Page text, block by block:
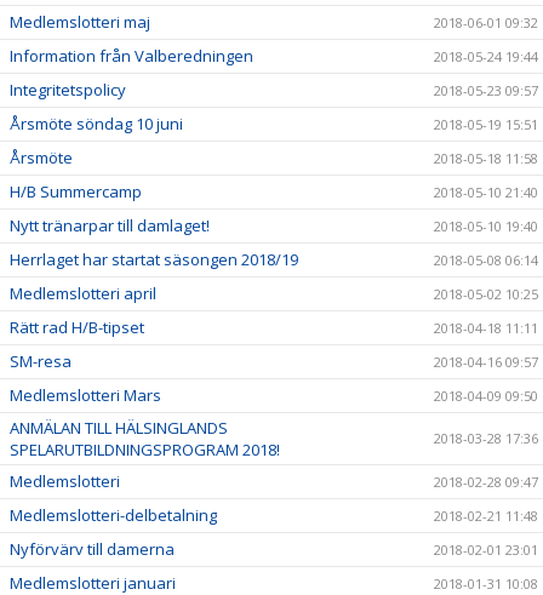
Medlemslotteri maj 2018-06-01 09:32
Information från Valberedningen 2018-05-24 19:44
Integritetspolicy 2018-05-23 09:57
Årsmöte söndag 10 juni 2018-05-19 15:51
Årsmöte 2018-05-18 11:58
H/B Summercamp 2018-05-10 21:40
Nytt tränarpar till damlaget! 2018-05-10 19:40
Herrlaget har startat säsongen 2018/19 2018-05-08 06:14
Medlemslotteri april 2018-05-02 10:25
Rätt rad H/B-tipset 2018-04-18 11:11
SM-resa 2018-04-16 09:57
Medlemslotteri Mars 2018-04-09 09:50
ANMÄLAN TILL HÄLSINGLANDS
SPELARUTBILDNINGSPROGRAM 2018!
2018-03-28 17:36
Medlemslotteri 2018-02-28 09:47
Medlemslotteri-delbetalning 2018-02-21 11:48
Nyförvärv till damerna 2018-02-01 23:01
Medlemslotteri januari 2018-01-31 10:08